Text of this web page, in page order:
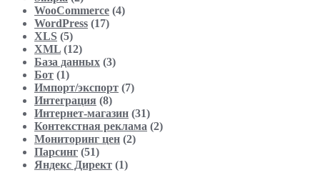
WooCommerce (4)
WordPress (17)
XLS (5)
XML (12)
База данных (3)
Бот (1)
Импорт/экспорт (7)
Интеграция (8)
Интернет-магазин (31)
Контекстная реклама (2)
Мониторинг цен (2)
Парсинг (51)
Яндекс Директ (1)